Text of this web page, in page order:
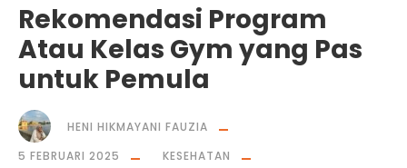
Rekomendasi Program
Atau Kelas Gym yang Pas
untuk Pemula
HENI HIKMAYANI FAUZIA
5 FEBRUARI 2025
KESEHATAN